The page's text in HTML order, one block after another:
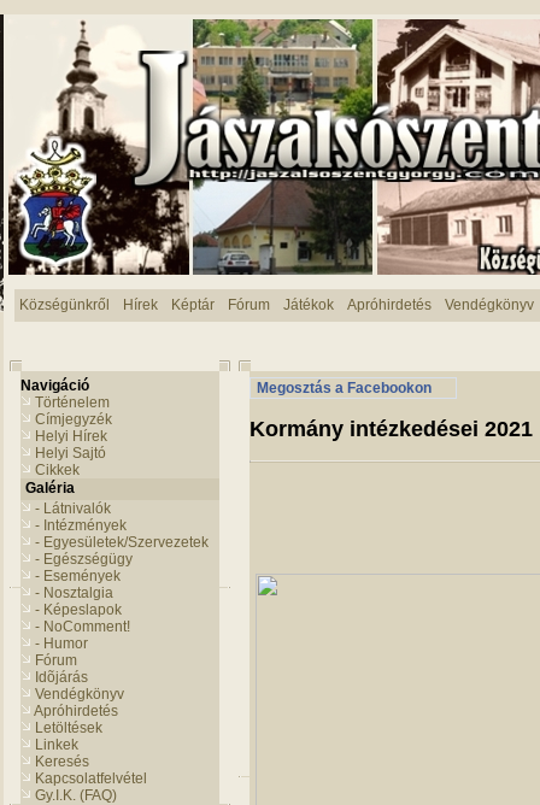
Községünkről Hírek Képtár Fórum Játékok Apróhirdetés Vendégkönyv
Navigáció
Történelem
Címjegyzék
Helyi Hírek
Helyi Sajtó
Cikkek
Galéria
- Látnivalók
- Intézmények
- Egyesületek/Szervezetek
- Egészségügy
- Események
- Nosztalgia
- Képeslapok
- NoComment!
- Humor
Fórum
Idõjárás
Vendégkönyv
Apróhirdetés
Letöltések
Linkek
Keresés
Kapcsolatfelvétel
Gy.I.K. (FAQ)
Megosztás a Facebookon
Kormány intézkedései